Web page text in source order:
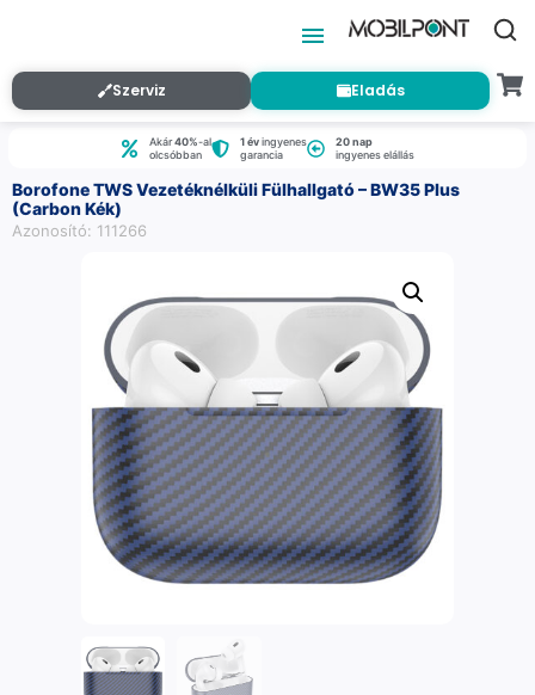
Szerviz Eladás
Akár40%-al
olcsóbban
1 évingyenes
garancia
20 nap
ingyenes elállás
Borofone TWS Vezetéknélküli Fülhallgató – BW35 Plus
(Carbon Kék)
Azonosító: 111266